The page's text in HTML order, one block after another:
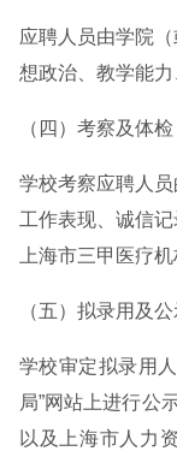
应聘人员由学院
想政治、教学能力
（四）考察及体检
学校考察应聘人员
工作表现、诚信
上海市三甲医疗
（五）拟录用及
学校审定拟录用
局”网站上进行公
以及上海市人力